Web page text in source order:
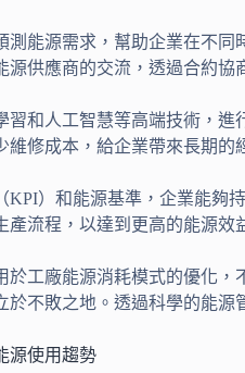
測能源需求，幫助企業在不
源供應商的交流，透過合約協
習和人工智慧等高端技術，
修成本，給企業帶來長期的
KPI）和能源基準，企業能夠
流程，以達到更高的能源效
於工廠能源消耗模式的優化
於不敗之地。透過科學的能
源使用趨勢